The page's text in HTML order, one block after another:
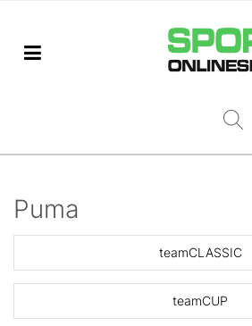
Puma
teamCLASSIC
teamCUP